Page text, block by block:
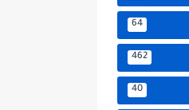
64
462
40